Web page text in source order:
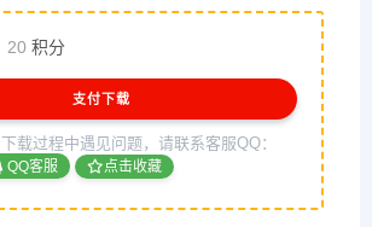
20 积分
支付下载
下载过程中遇见问题，请联系客服QQ：
QQ客服 点击收藏